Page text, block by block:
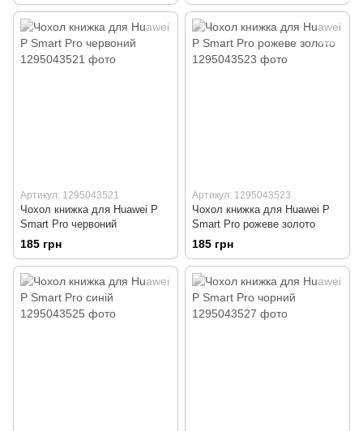
Артикул: 1295043521
Чохол книжка для Huawei P
Smart Pro червоний
185 грн
Артикул: 1295043523
Чохол книжка для Huawei P
Smart Pro рожеве золото
185 грн